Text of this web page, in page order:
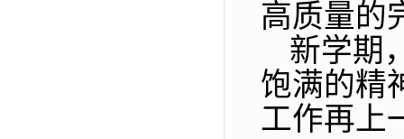
高质量的
新学期
饱满的精
工作再上